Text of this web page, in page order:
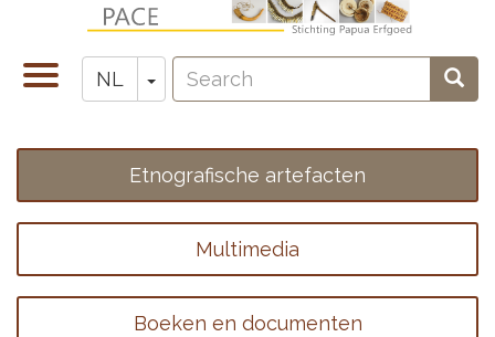
naarNavigatie
wisselen
NL Toggle Dropdown
Zoeken
Search
Footer
menu
1
Etnografische artefacten
Multimedia
Boeken en documenten